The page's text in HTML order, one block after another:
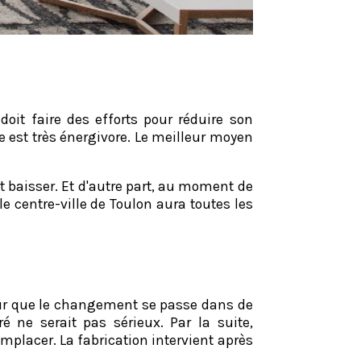
faire des efforts pour réduire son
très énergivore. Le meilleur moyen
baisser. Et d'autre part, au moment de
centre-ville de Toulon aura toutes les
que le changement se passe dans de
ne serait pas sérieux. Par la suite,
La fabrication intervient après